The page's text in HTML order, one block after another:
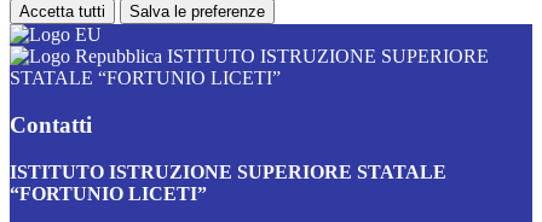
Accetta tutti Salva le preferenze
ISTITUTO ISTRUZIONE SUPERIORE
STATALE “FORTUNIO LICETI”
Contatti
ISTITUTO ISTRUZIONE SUPERIORE STATALE
“FORTUNIO LICETI”